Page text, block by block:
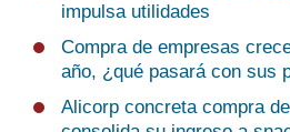
impulsa utilidades
Compra de empresas
año, ¿qué pasará con sus
Alicorp concreta compra